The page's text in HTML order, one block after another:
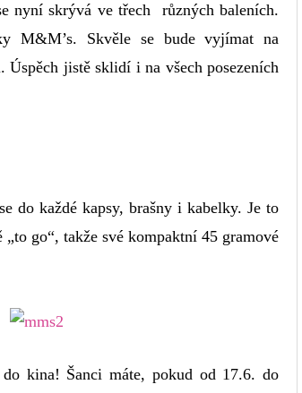
nyní skrývá ve třech různých baleních.
M&M’s. Skvěle se bude vyjímat na
Úspěch jistě sklidí i na všech posezeních
do každé kapsy, brašny i kabelky. Je to
go“, takže své kompaktní 45 gramové
kina! Šanci máte, pokud od 17.6. do